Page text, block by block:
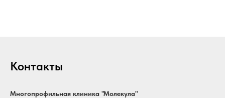
Контакты
Многопрофильная клиника "Молекула"